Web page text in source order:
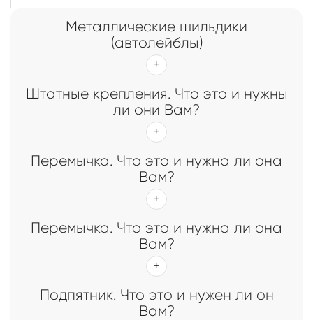
Металлические шильдики
(автолейблы)
Штатные крепления. Что это и нужны
ли они Вам?
Перемычка. Что это и нужна ли она
Вам?
Перемычка. Что это и нужна ли она
Вам?
Подпятник. Что это и нужен ли он
Вам?